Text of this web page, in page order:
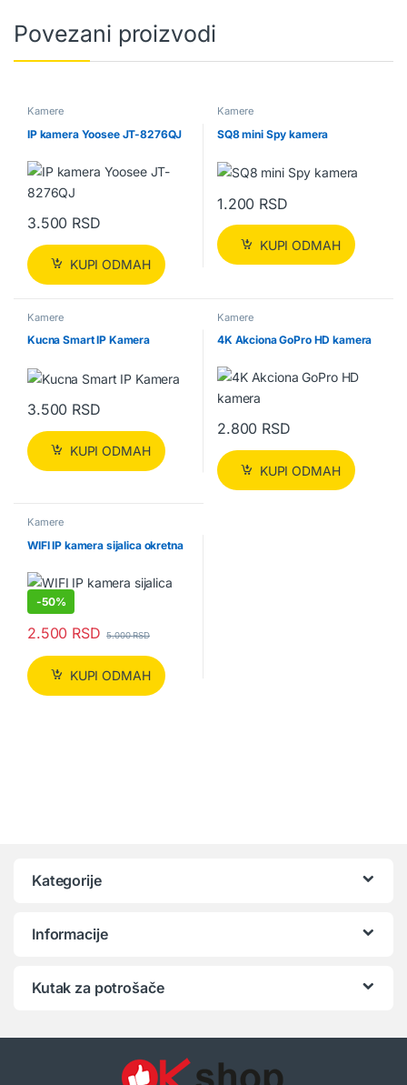
Povezani proizvodi
Kamere
IP kamera Yoosee JT-8276QJ
3.500 RSD
KUPI ODMAH
Kamere
SQ8 mini Spy kamera
1.200 RSD
KUPI ODMAH
Kamere
Kucna Smart IP Kamera
3.500 RSD
KUPI ODMAH
Kamere
4K Akciona GoPro HD kamera
2.800 RSD
KUPI ODMAH
Kamere
WIFI IP kamera sijalica okretna
-50%
2.500 RSD 5.000RSD
KUPI ODMAH
Kategorije
Informacije
Kutak za potrošače